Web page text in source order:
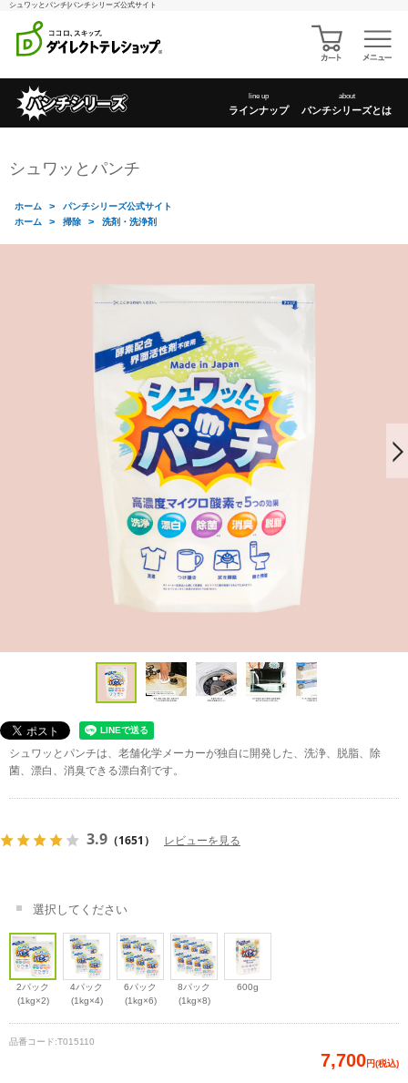
シュワッとパンチ|パンチシリーズ公式サイト
line up
ラインナップ
about
パンチシリーズとは
シュワッとパンチ
ホーム >
パンチシリーズ公式サイト
ホーム
> 掃除 > 洗剤・洗浄剤
シュワッとパンチは、老舗化学メーカーが独自に開発した、洗浄、脱脂、除
菌、漂白、消臭できる漂白剤です。
3.9 （1651） レビューを見る
選択してください
2パック
(1kg×2)
4パック
(1kg×4)
6パック
(1kg×6)
8パック
(1kg×8)
600g
品番コード:T015110
7,700円(税込)